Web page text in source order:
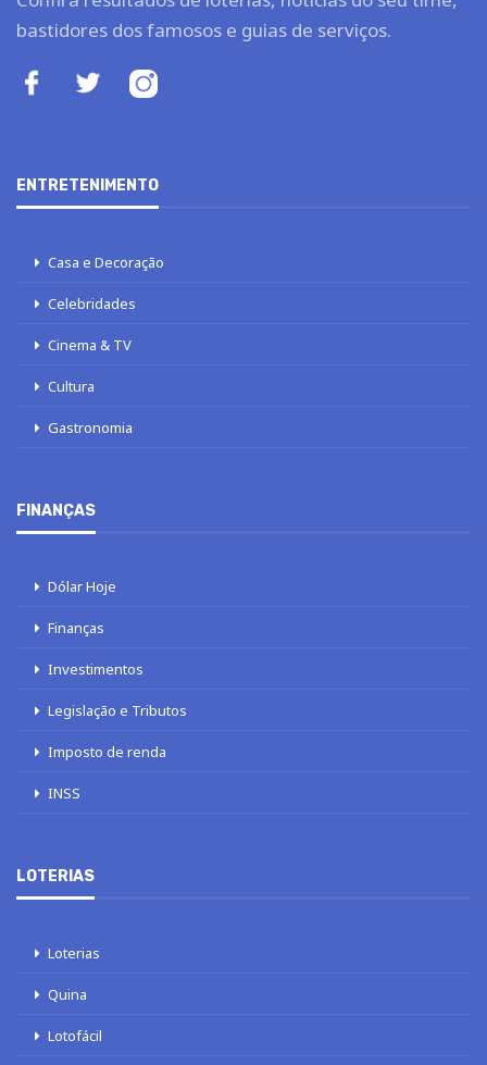
bastidores dos famosos e guias de serviços.
ENTRETENIMENTO
Casa e Decoração
Celebridades
Cinema & TV
Cultura
Gastronomia
FINANÇAS
Dólar Hoje
Finanças
Investimentos
Legislação e Tributos
Imposto de renda
INSS
LOTERIAS
Loterias
Quina
Lotofácil